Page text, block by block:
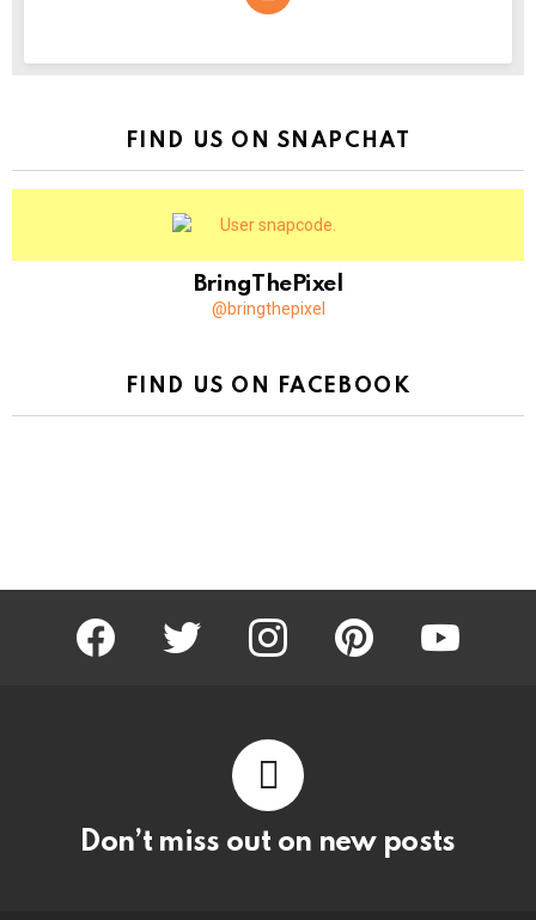
FIND US ON SNAPCHAT
BringThePixel
@bringthepixel
FIND US ON FACEBOOK
facebook twitter instagram pinterest youtube
Don’t miss out on new posts